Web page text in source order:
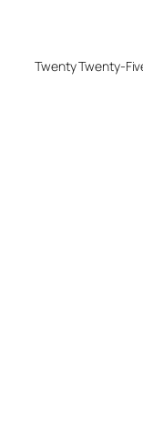
Twenty Twenty-